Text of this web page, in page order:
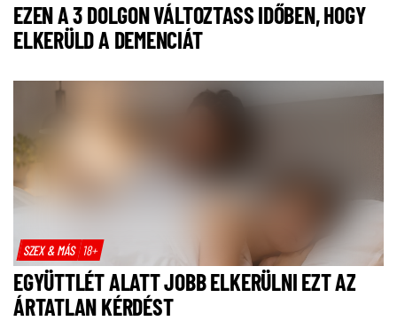
EZEN A 3 DOLGON VÁLTOZTASS IDŐBEN, HOGY
ELKERÜLD A DEMENCIÁT
SZEX & MÁS 18+
EGYÜTTLÉT ALATT JOBB ELKERÜLNI EZT AZ
ÁRTATLAN KÉRDÉST